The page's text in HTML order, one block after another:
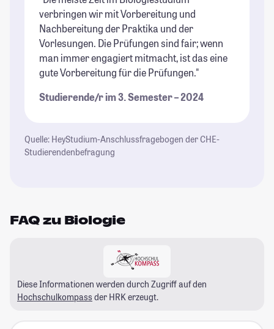
verbringen wir mit Vorbereitung und
Nachbereitung der Praktika und der
Vorlesungen. Die Prüfungen sind fair; wenn
man immer engagiert mitmacht, ist das eine
gute Vorbereitung für die Prüfungen."
Studierende/r im 3. Semester – 2024
Quelle: HeyStudium-Anschlussfragebogen der CHE-
Studierendenbefragung
FAQ zu Biologie
Diese Informationen werden durch Zugriff auf den
Hochschulkompass der HRK erzeugt.